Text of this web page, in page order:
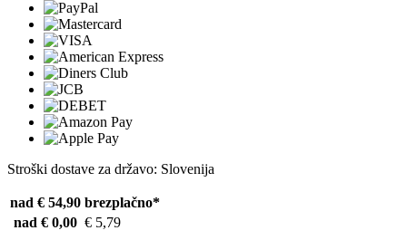
Stroški dostave za državo: Slovenija
nad € 54,90 brezplačno*
nad € 0,00 € 5,79